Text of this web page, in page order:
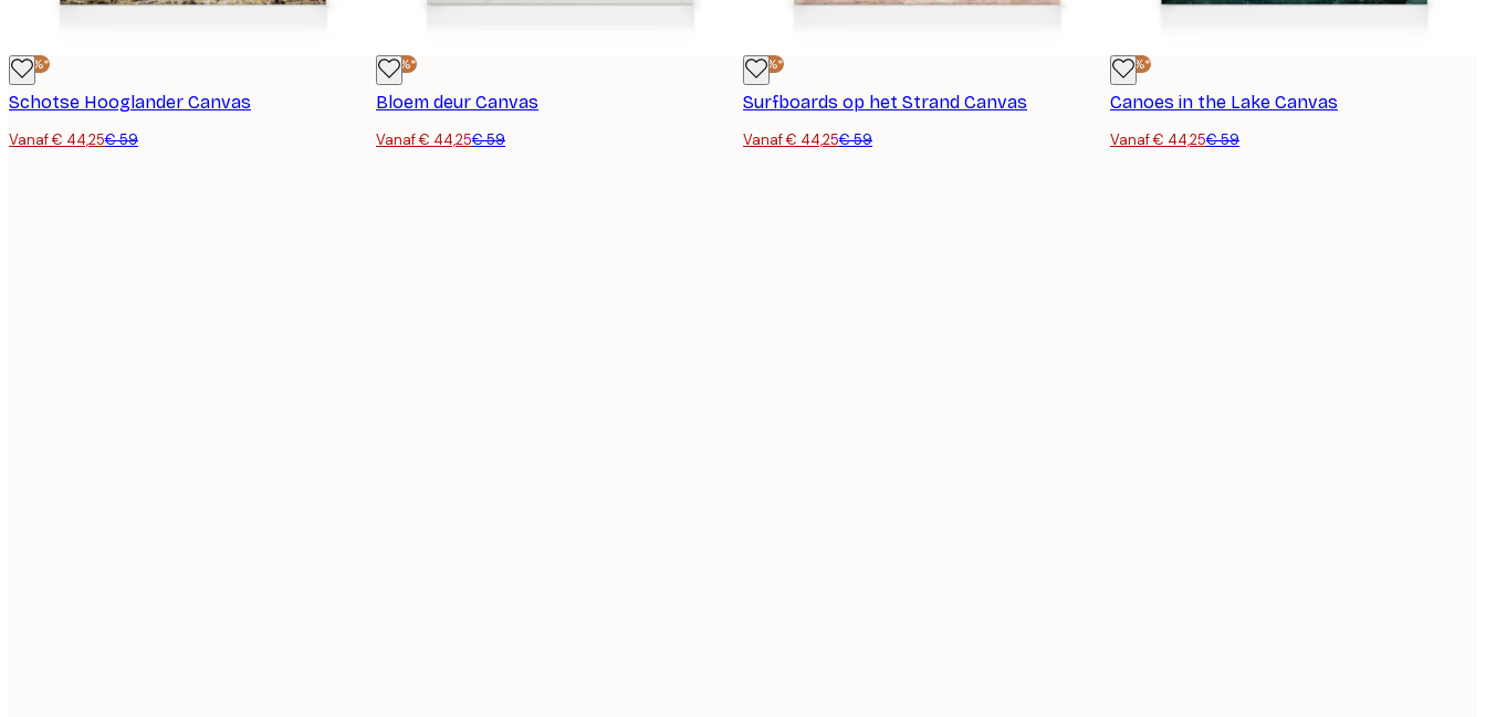
-25%*
Schotse Hooglander Canvas
Vanaf € 44,25€ 59
-25%*
Bloem deur Canvas
Vanaf € 44,25€ 59
-25%*
Surfboards op het Strand Canvas
Vanaf € 44,25€ 59
-25%*
Canoes in the Lake Canvas
Vanaf € 44,25€ 59